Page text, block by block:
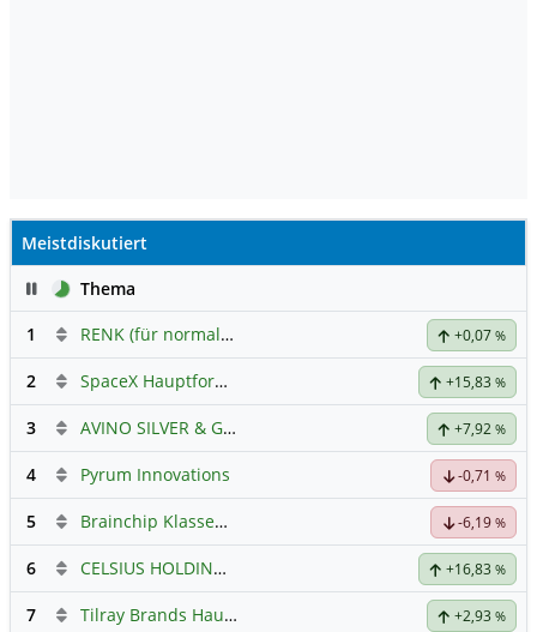
Meistdiskutiert
PauseThema
1
RENK (für normale, sachliche Kommunikation!) +0,07 %
2 SpaceX Hauptforum +15,83 %
3 AVINO SILVER & GOLD MINES +7,92 %
4 Pyrum Innovations -0,71 %
5 Brainchip Klassengruppe -6,19 %
6 CELSIUS HOLDINGS INC. +16,83 %
7 Tilray Brands Hauptforum +2,93 %